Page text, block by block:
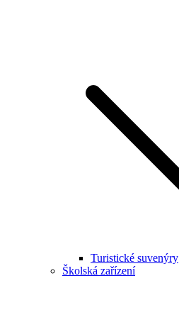
Turistické suvenýry
Školská zařízení